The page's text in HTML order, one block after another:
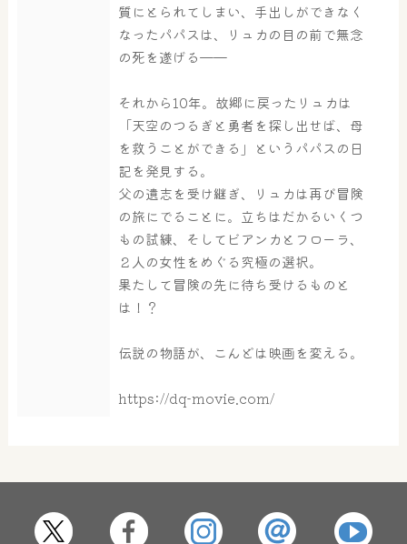
屋内レジャープール
奈良わんぱくランド
はしゃきっズ
ボディケア
その他施設 ご宿泊
質にとられてしまい、手出しができなく
なったパパスは、リュカの目の前で無念
の死を遂げる——
それから10年。故郷に戻ったリュカは
「天空のつるぎと勇者を探し出せば、母
を救うことができる」というパパスの日
記を発見する。
父の遺志を受け継ぎ、リュカは再び冒険
の旅にでることに。立ちはだかるいくつ
もの試練、そしてビアンカとフローラ、
２人の女性をめぐる究極の選択。
果たして冒険の先に待ち受けるものと
は！？
伝説の物語が、こんどは映画を変える。
https://dq-movie.com/